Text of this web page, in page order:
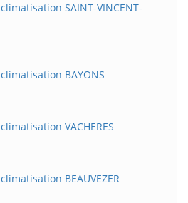
SAINT-VINCENT-
BAYONS
VACHERES
BEAUVEZER